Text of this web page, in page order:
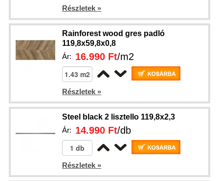
Részletek »
Rainforest wood gres padló
119,8x59,8x0,8
Ár: 16.990 Ft/m2
Részletek »
Steel black 2 lisztello 119,8x2,3
Ár: 14.990 Ft/db
Részletek »